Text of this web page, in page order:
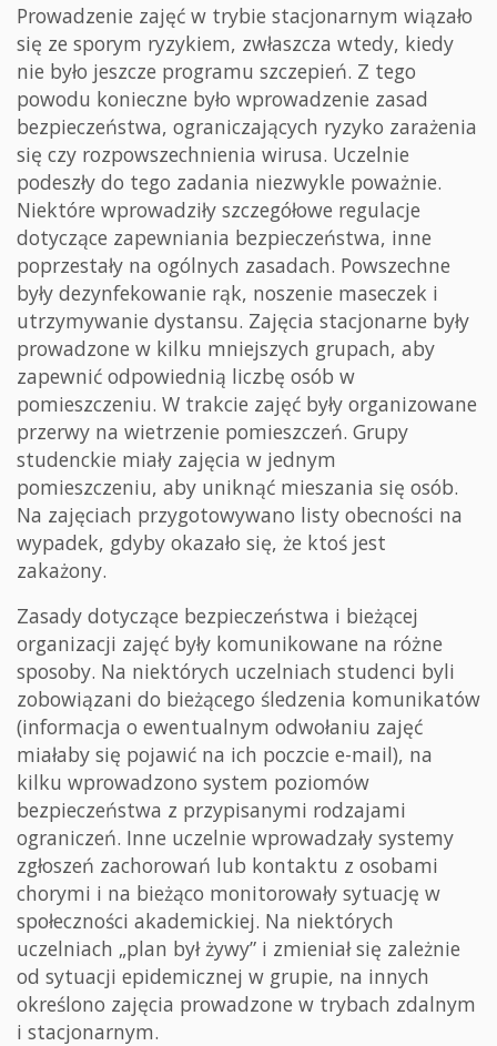
Prowadzenie zajęć w trybie stacjonarnym wiązało
się ze sporym ryzykiem, zwłaszcza wtedy, kiedy
nie było jeszcze programu szczepień. Z tego
powodu konieczne było wprowadzenie zasad
bezpieczeństwa, ograniczających ryzyko zarażenia
się czy rozpowszechnienia wirusa. Uczelnie
podeszły do tego zadania niezwykle poważnie.
Niektóre wprowadziły szczegółowe regulacje
dotyczące zapewniania bezpieczeństwa, inne
poprzestały na ogólnych zasadach. Powszechne
były dezynfekowanie rąk, noszenie maseczek i
utrzymywanie dystansu. Zajęcia stacjonarne były
prowadzone w kilku mniejszych grupach, aby
zapewnić odpowiednią liczbę osób w
pomieszczeniu. W trakcie zajęć były organizowane
przerwy na wietrzenie pomieszczeń. Grupy
studenckie miały zajęcia w jednym
pomieszczeniu, aby uniknąć mieszania się osób.
Na zajęciach przygotowywano listy obecności na
wypadek, gdyby okazało się, że ktoś jest
zakażony.
Zasady dotyczące bezpieczeństwa i bieżącej
organizacji zajęć były komunikowane na różne
sposoby. Na niektórych uczelniach studenci byli
zobowiązani do bieżącego śledzenia komunikatów
(informacja o ewentualnym odwołaniu zajęć
miałaby się pojawić na ich poczcie e-mail), na
kilku wprowadzono system poziomów
bezpieczeństwa z przypisanymi rodzajami
ograniczeń. Inne uczelnie wprowadzały systemy
zgłoszeń zachorowań lub kontaktu z osobami
chorymi i na bieżąco monitorowały sytuację w
społeczności akademickiej. Na niektórych
uczelniach „plan był żywy” i zmieniał się zależnie
od sytuacji epidemicznej w grupie, na innych
określono zajęcia prowadzone w trybach zdalnym
i stacjonarnym.